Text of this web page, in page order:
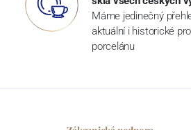
Máme jedinečný
aktuální i historické
porcelánu